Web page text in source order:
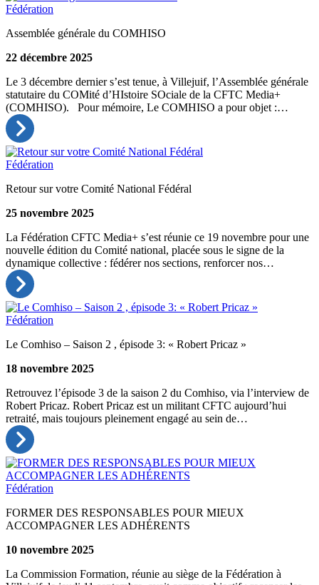
Fédération
Assemblée générale du COMHISO
22 décembre 2025
Le 3 décembre dernier s’est tenue, à Villejuif, l’Assemblée générale
statutaire du COMité d’HIstoire SOciale de la CFTC Media+
(COMHISO). Pour mémoire, Le COMHISO a pour objet :…
Fédération
Retour sur votre Comité National Fédéral
25 novembre 2025
La Fédération CFTC Media+ s’est réunie ce 19 novembre pour une
nouvelle édition du Comité national, placée sous le signe de la
dynamique collective : fédérer nos sections, renforcer nos…
Fédération
Le Comhiso – Saison 2 , épisode 3: « Robert Pricaz »
18 novembre 2025
Retrouvez l’épisode 3 de la saison 2 du Comhiso, via l’interview de
Robert Pricaz. Robert Pricaz est un militant CFTC aujourd’hui
retraité, mais toujours pleinement engagé au sein de…
Fédération
FORMER DES RESPONSABLES POUR MIEUX
ACCOMPAGNER LES ADHÉRENTS
10 novembre 2025
La Commission Formation, réunie au siège de la Fédération à